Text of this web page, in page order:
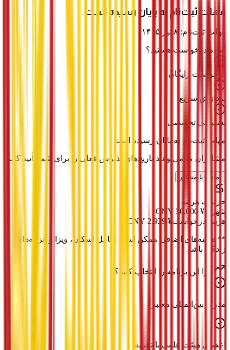
مهلت ثبت‌نام به پایان رسیده است
مهلت ثبت‌نام: ۸ تیر ۱۴۰۵
آماده درخواست هستید؟
درخواست رایگان
پردازش سریع
پشتیبانی تخصصی
مهلت ثبت‌نام به پایان رسیده است
مشاوران ما می‌توانند تاریخ‌های پذیرش فعلی را برای شما تأیید کنند.
تماس با مشاور
جزئیات هزینه
شهریه ¥
30,000
هزینه درخواست¥
2,929
** هزینه‌های اضافی ممکن است شامل اسکان، ویزا و هزینه‌های
زندگی باشد
چرا این برنامه را انتخاب کنید؟
مدرک بین‌المللی معتبر
اعضای هیئت علمی با تجربه